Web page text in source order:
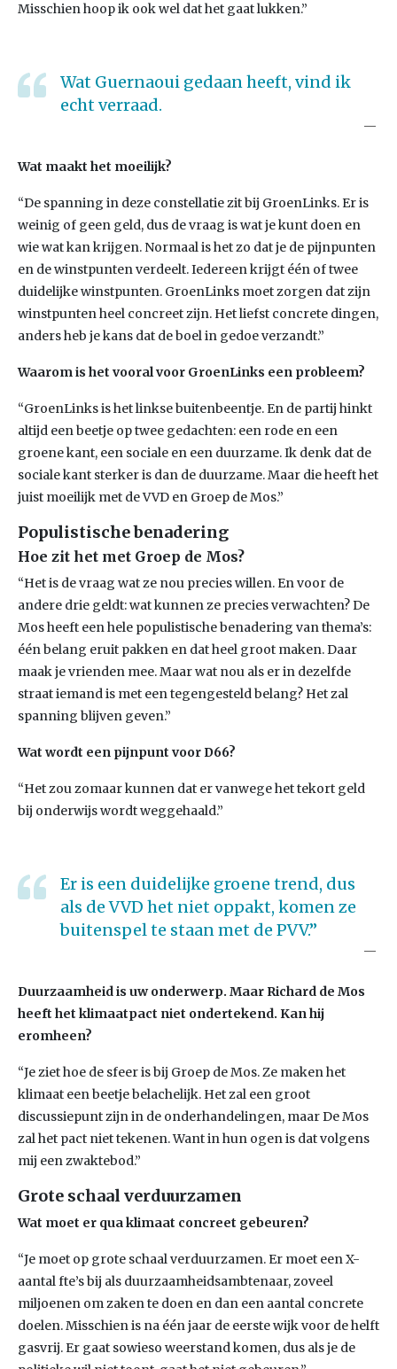
Misschien hoop ik ook wel dat het gaat lukken.”
Wat Guernaoui gedaan heeft, vind ik
echt verraad.
Wat maakt het moeilijk?
“De spanning in deze constellatie zit bij GroenLinks. Er is
weinig of geen geld, dus de vraag is wat je kunt doen en
wie wat kan krijgen. Normaal is het zo dat je de pijnpunten
en de winstpunten verdeelt. Iedereen krijgt één of twee
duidelijke winstpunten. GroenLinks moet zorgen dat zijn
winstpunten heel concreet zijn. Het liefst concrete dingen,
anders heb je kans dat de boel in gedoe verzandt.”
Waarom is het vooral voor GroenLinks een probleem?
“GroenLinks is het linkse buitenbeentje. En de partij hinkt
altijd een beetje op twee gedachten: een rode en een
groene kant, een sociale en een duurzame. Ik denk dat de
sociale kant sterker is dan de duurzame. Maar die heeft het
juist moeilijk met de VVD en Groep de Mos.”
Populistische benadering
Hoe zit het met Groep de Mos?
“Het is de vraag wat ze nou precies willen. En voor de
andere drie geldt: wat kunnen ze precies verwachten? De
Mos heeft een hele populistische benadering van thema’s:
één belang eruit pakken en dat heel groot maken. Daar
maak je vrienden mee. Maar wat nou als er in dezelfde
straat iemand is met een tegengesteld belang? Het zal
spanning blijven geven.”
Wat wordt een pijnpunt voor D66?
“Het zou zomaar kunnen dat er vanwege het tekort geld
bij onderwijs wordt weggehaald.”
Er is een duidelijke groene trend, dus
als de VVD het niet oppakt, komen ze
buitenspel te staan met de PVV.”
Duurzaamheid is uw onderwerp. Maar Richard de Mos
heeft het klimaatpact niet ondertekend. Kan hij
eromheen?
“Je ziet hoe de sfeer is bij Groep de Mos. Ze maken het
klimaat een beetje belachelijk. Het zal een groot
discussiepunt zijn in de onderhandelingen, maar De Mos
zal het pact niet tekenen. Want in hun ogen is dat volgens
mij een zwaktebod.”
Grote schaal verduurzamen
Wat moet er qua klimaat concreet gebeuren?
“Je moet op grote schaal verduurzamen. Er moet een X-
aantal fte’s bij als duurzaamheidsambtenaar, zoveel
miljoenen om zaken te doen en dan een aantal concrete
doelen. Misschien is na één jaar de eerste wijk voor de helft
gasvrij. Er gaat sowieso weerstand komen, dus als je de